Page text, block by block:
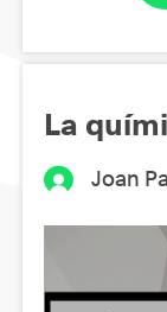
La
Joan